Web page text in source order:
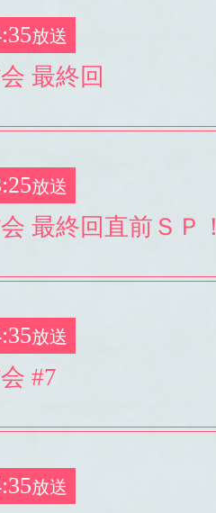
放送
最終回
放送
最終回直前ＳＰ！
放送
#7
放送